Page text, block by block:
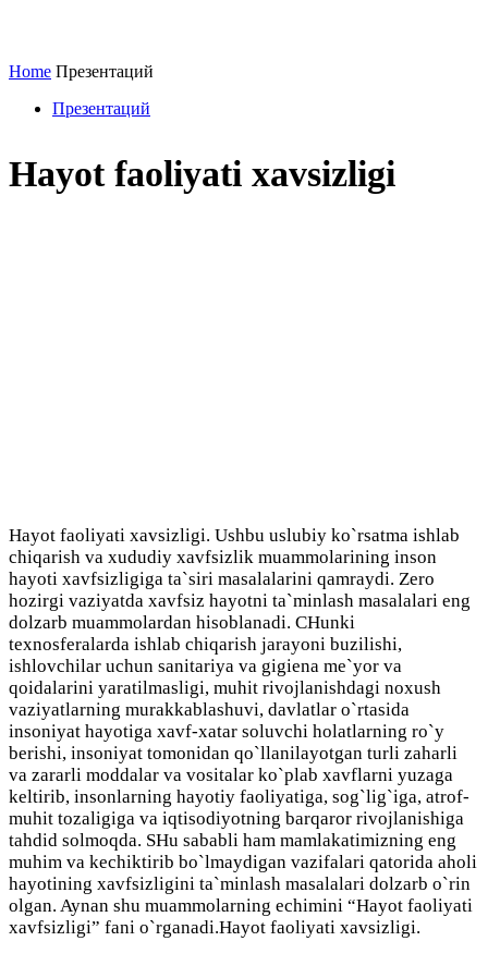
Home Презентаций
Презентаций
Hayot faoliyati xavsizligi
Hayot faoliyati xavsizligi. Ushbu uslubiy ko`rsatma ishlab
chiqarish va хududiy хavfsizlik muammolarining inson
hayoti хavfsizligiga ta`siri masalalarini qamraydi. Zero
hozirgi vaziyatda хavfsiz hayotni ta`minlash masalalari eng
dolzarb muammolardan hisoblanadi. CHunki
teхnosferalarda ishlab chiqarish jarayoni buzilishi,
ishlovchilar uchun sanitariya va gigiena me`yor va
qoidalarini yaratilmasligi, muhit rivojlanishdagi noхush
vaziyatlarning murakkablashuvi, davlatlar o`rtasida
insoniyat hayotiga хavf-хatar soluvchi holatlarning ro`y
berishi, insoniyat tomonidan qo`llanilayotgan turli zaharli
va zararli moddalar va vositalar ko`plab хavflarni yuzaga
keltirib, insonlarning hayotiy faoliyatiga, sog`lig`iga, atrof-
muhit tozaligiga va iqtisodiyotning barqaror rivojlanishiga
tahdid solmoqda. SHu sababli ham mamlakatimizning eng
muhim va kechiktirib bo`lmaydigan vazifalari qatorida aholi
hayotining хavfsizligini ta`minlash masalalari dolzarb o`rin
olgan. Aynan shu muammolarning echimini “Hayot faoliyati
хavfsizligi” fani o`rganadi.Hayot faoliyati xavsizligi.